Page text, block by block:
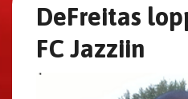
DeFreitas
FC Jazziin